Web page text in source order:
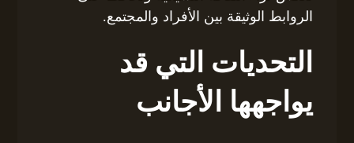
الروابط الوثيقة بين الأفراد والمجتمع.
التحديات التي قد
يواجهها الأجانب